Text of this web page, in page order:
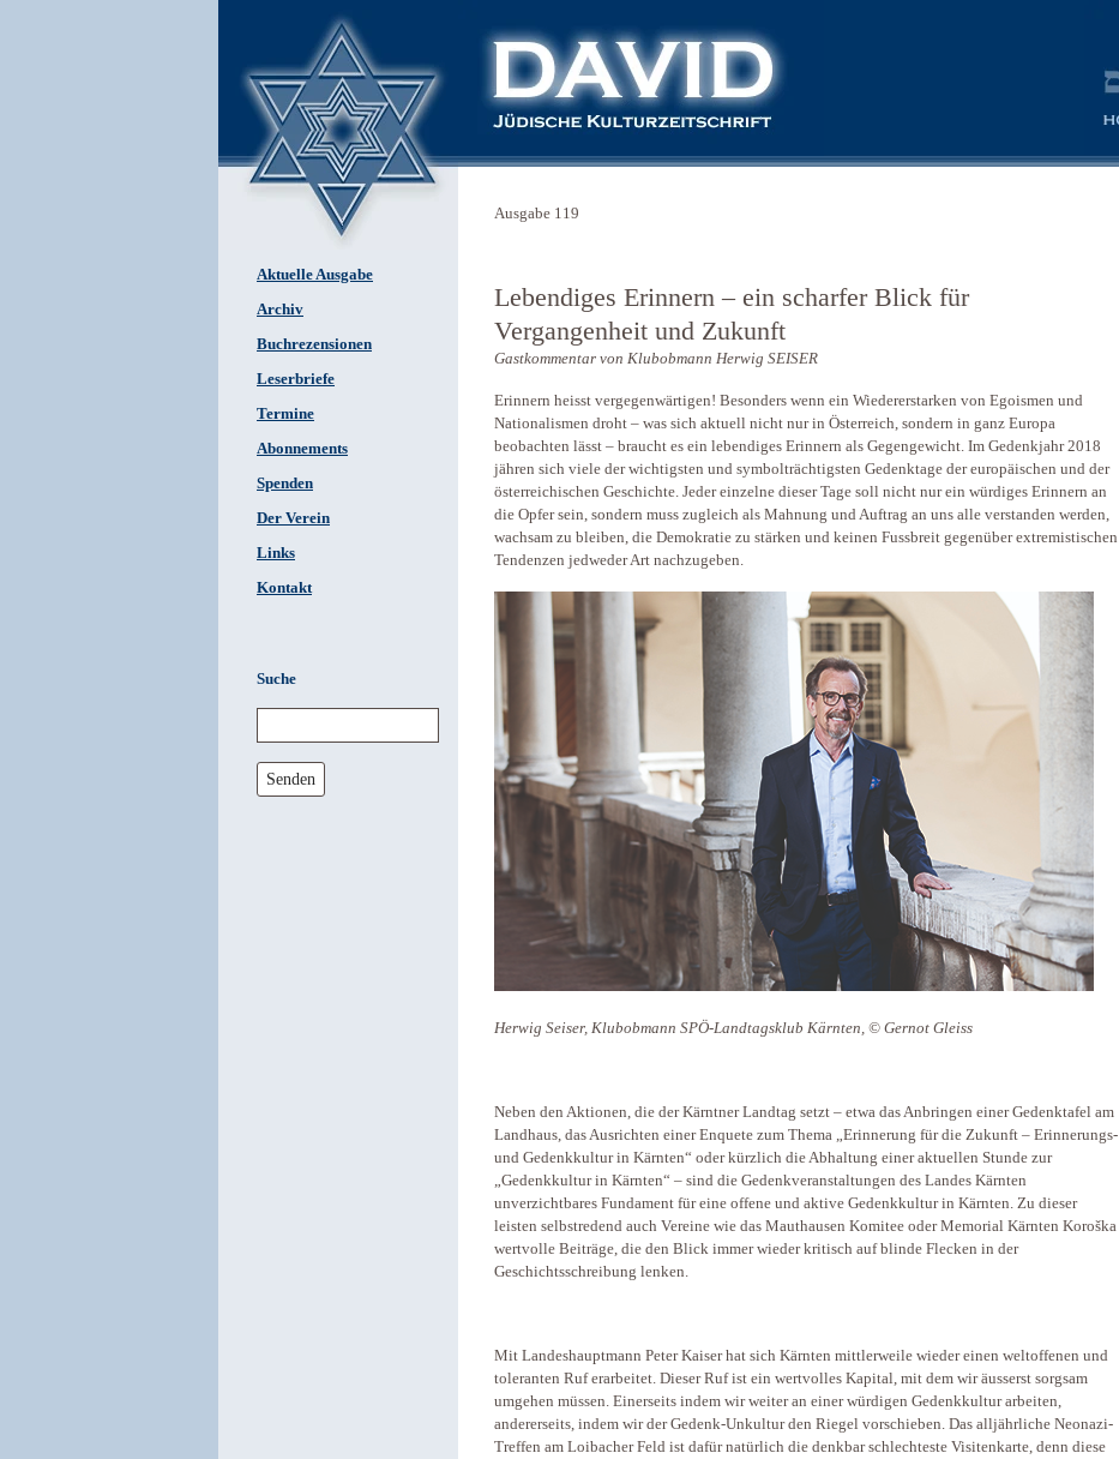
Aktuelle Ausgabe
Archiv
Buchrezensionen
Leserbriefe
Termine
Abonnements
Spenden
Der Verein
Links
Kontakt
Suche
Senden
Ausgabe 119
Lebendiges Erinnern – ein scharfer Blick für
Vergangenheit und Zukunft
Gastkommentar von Klubobmann Herwig SEISER
Erinnern heisst vergegenwärtigen! Besonders wenn ein Wiedererstarken von Egoismen und
Nationalismen droht – was sich aktuell nicht nur in Österreich, sondern in ganz Europa
beobachten lässt – braucht es ein lebendiges Erinnern als Gegengewicht. Im Gedenkjahr 2018
jähren sich viele der wichtigsten und symbolträchtigsten Gedenktage der europäischen und der
österreichischen Geschichte. Jeder einzelne dieser Tage soll nicht nur ein würdiges Erinnern an
die Opfer sein, sondern muss zugleich als Mahnung und Auftrag an uns alle verstanden werden,
wachsam zu bleiben, die Demokratie zu stärken und keinen Fussbreit gegenüber extremistischen
Tendenzen jedweder Art nachzugeben.
Herwig Seiser, Klubobmann SPÖ-Landtagsklub Kärnten, © Gernot Gleiss
Neben den Aktionen, die der Kärntner Landtag setzt – etwa das Anbringen einer Gedenktafel am
Landhaus, das Ausrichten einer Enquete zum Thema „Erinnerung für die Zukunft – Erinnerungs-
und Gedenkkultur in Kärnten“ oder kürzlich die Abhaltung einer aktuellen Stunde zur
„Gedenkkultur in Kärnten“ – sind die Gedenkveranstaltungen des Landes Kärnten
unverzichtbares Fundament für eine offene und aktive Gedenkkultur in Kärnten. Zu dieser
leisten selbstredend auch Vereine wie das Mauthausen Komitee oder Memorial Kärnten Koroška
wertvolle Beiträge, die den Blick immer wieder kritisch auf blinde Flecken in der
Geschichtsschreibung lenken.
Mit Landeshauptmann Peter Kaiser hat sich Kärnten mittlerweile wieder einen weltoffenen und
toleranten Ruf erarbeitet. Dieser Ruf ist ein wertvolles Kapital, mit dem wir äusserst sorgsam
umgehen müssen. Einerseits indem wir weiter an einer würdigen Gedenkkultur arbeiten,
andererseits, indem wir der Gedenk-Unkultur den Riegel vorschieben. Das alljährliche Neonazi-
Treffen am Loibacher Feld ist dafür natürlich die denkbar schlechteste Visitenkarte, denn diese